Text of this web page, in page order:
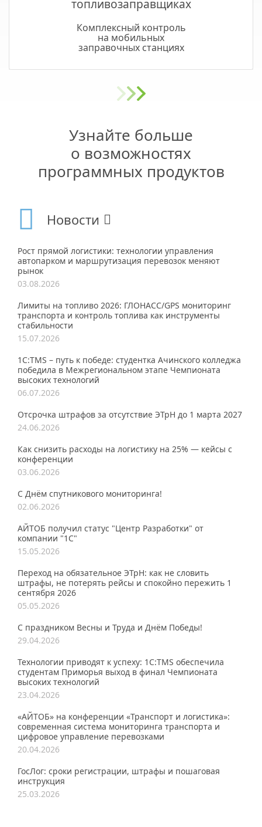
топливозаправщиках
Комплексный контроль
на мобильных
заправочных станциях
Узнайте больше
о возможностях
программных продуктов
Новости
Рост прямой логистики: технологии управления
автопарком и маршрутизация перевозок меняют
рынок
03.08.2026
Лимиты на топливо 2026: ГЛОНАСС/GPS мониторинг
транспорта и контроль топлива как инструменты
стабильности
15.07.2026
1С:TMS – путь к победе: студентка Ачинского колледжа
победила в Межрегиональном этапе Чемпионата
высоких технологий
06.07.2026
Отсрочка штрафов за отсутствие ЭТрН до 1 марта 2027
24.06.2026
Как снизить расходы на логистику на 25% — кейсы с
конференции
03.06.2026
С Днём спутникового мониторинга!
02.06.2026
АЙТОБ получил статус "Центр Разработки" от
компании "1С"
15.05.2026
Переход на обязательное ЭТрН: как не словить
штрафы, не потерять рейсы и спокойно пережить 1
сентября 2026
05.05.2026
С праздником Весны и Труда и Днём Победы!
29.04.2026
Технологии приводят к успеху: 1С:TMS обеспечила
студентам Приморья выход в финал Чемпионата
высоких технологий
23.04.2026
«АЙТОБ» на конференции «Транспорт и логистика»:
современная система мониторинга транспорта и
цифровое управление перевозками
20.04.2026
ГосЛог: сроки регистрации, штрафы и пошаговая
инструкция
25.03.2026